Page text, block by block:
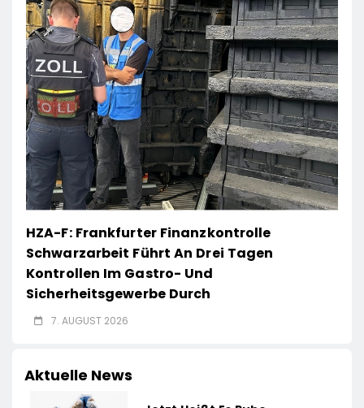
HZA-F: Frankfurter Finanzkontrolle
Schwarzarbeit Führt An Drei Tagen
Kontrollen Im Gastro- Und
Sicherheitsgewerbe Durch
7. AUGUST 2026
Aktuelle News